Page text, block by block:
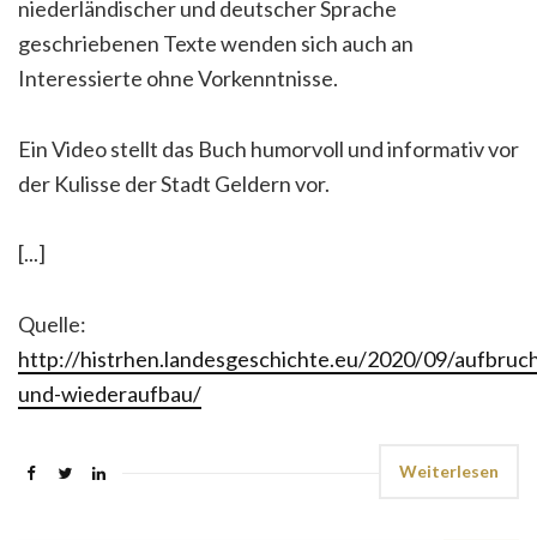
niederländischer und deutscher Sprache
geschriebenen Texte wenden sich auch an
Interessierte ohne Vorkenntnisse.
Ein Video stellt das Buch humorvoll und informativ vor
der Kulisse der Stadt Geldern vor.
[...]
Quelle:
http://histrhen.landesgeschichte.eu/2020/09/
und-wiederaufbau/
Weiterlesen